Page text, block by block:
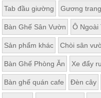
Tab đầu giường Gương
Bàn Ghế Sân Vườn Ô Ngoài
Sản phẩm khác Chòi sân
Bàn Ghế Phòng Ăn Xe đẩy
Bàn ghế quán cafe Đèn cây